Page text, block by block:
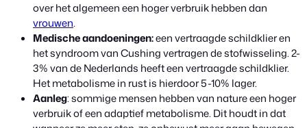
over het algemeen een hoger verbruik hebben dan
vrouwen.
Medische aandoeningen:een vertraagde schildklier en
het syndroom van Cushing vertragen de stofwisseling. 2-
3% van de Nederlands heeft een vertraagde schildklier.
Het metabolisme in rust is hierdoor 5-10% lager.
Aanleg: sommige mensen hebben van nature een hoger
verbruik of een adaptief metabolisme. Dit houdt in dat